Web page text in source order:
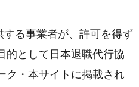
る事業者が、許可を得ず
的として日本退職代行協
ク・本サイトに掲載され